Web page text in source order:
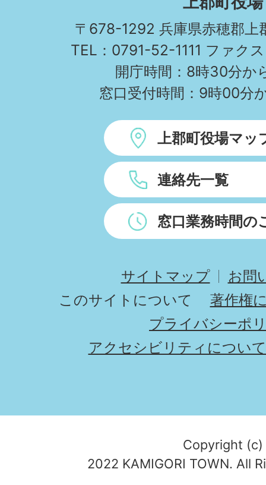
TOWN
〒678-1292 兵庫県赤穂郡上
TEL：0791-52-1111 ファク
開庁時間：8時30分か
窓口受付時間：9時00分
上郡町役場マッ
連絡先一覧
窓口業務時間の
サイトマップ
お問
このサイトについて
著作権
プライバシーポ
アクセシビリティについて
Copyright (c)
2022 KAMIGORI TOWN. All